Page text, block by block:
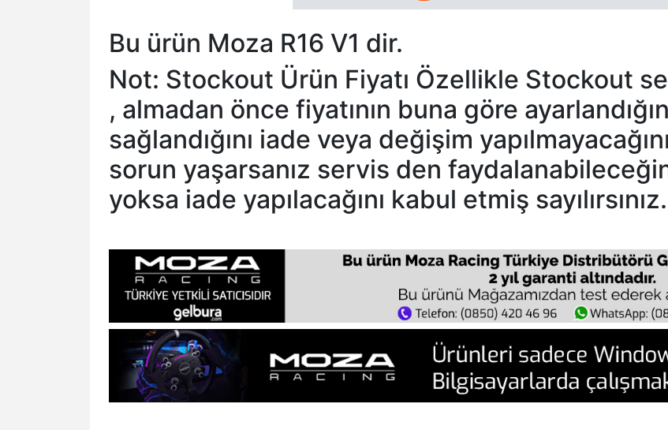
Bu ürün Moza R16 V1 dir.
Not: Stockout Ürün Fiyatı Özellikle Stockout
, almadan önce fiyatının buna göre
sağlandığını iade veya değişim
sorun yaşarsanız servis den
yoksa iade yapılacağını kabul etmiş sayılırsınız.